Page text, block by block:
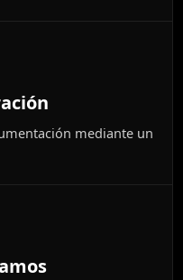
mediante un